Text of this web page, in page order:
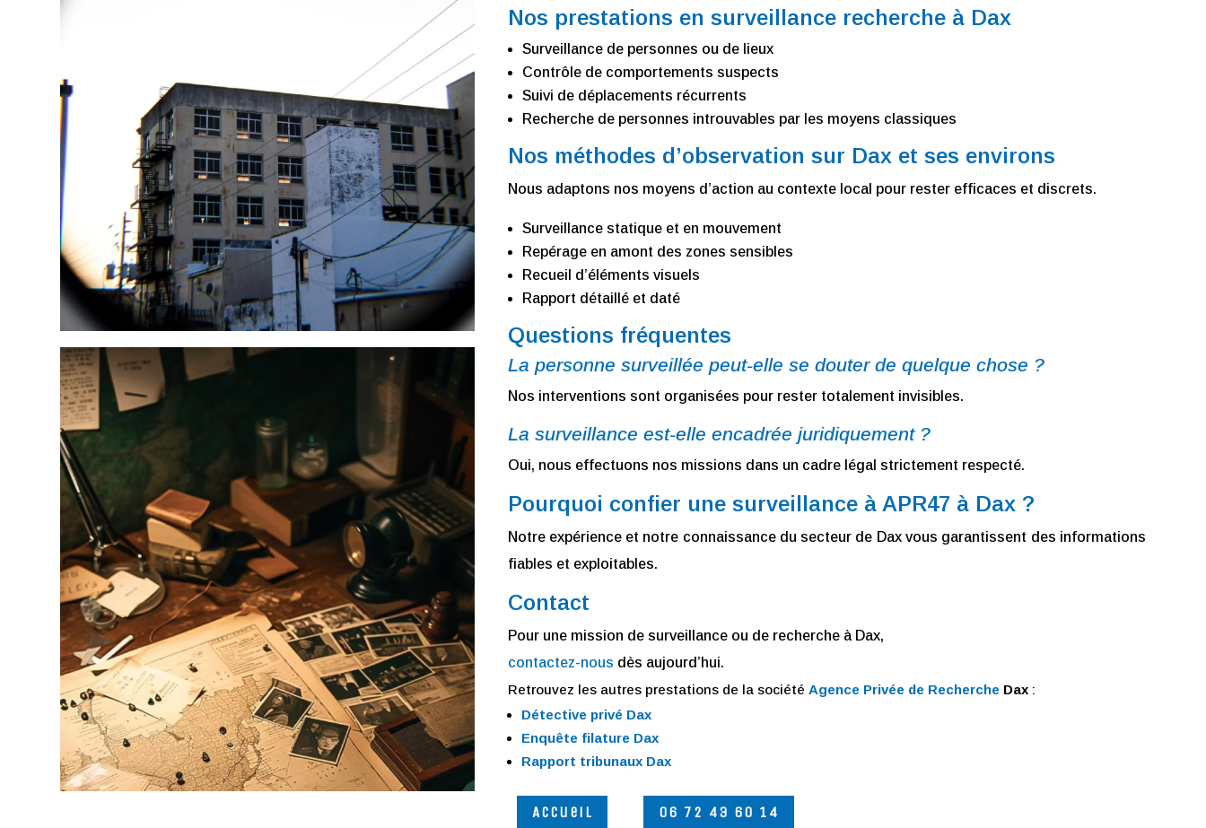
Nos prestations en surveillance recherche à Dax
Surveillance de personnes ou de lieux
Contrôle de comportements suspects
Suivi de déplacements récurrents
Recherche de personnes introuvables par les moyens classiques
Nos méthodes d’observation sur Dax et ses environs
Nous adaptons nos moyens d’action au contexte local pour rester efficaces et discrets.
Surveillance statique et en mouvement
Repérage en amont des zones sensibles
Recueil d’éléments visuels
Rapport détaillé et daté
Questions fréquentes
La personne surveillée peut-elle se douter de quelque chose ?
Nos interventions sont organisées pour rester totalement invisibles.
La surveillance est-elle encadrée juridiquement ?
Oui, nous effectuons nos missions dans un cadre légal strictement respecté.
Pourquoi confier une surveillance à APR47 à Dax ?
Notre expérience et notre connaissance du secteur de Dax vous garantissent des informations
fiables et exploitables.
Contact
Pour une mission de surveillance ou de recherche à Dax,
contactez-nous dès aujourd’hui.
Retrouvez les autres prestations de la société Agence Privée de Recherche Dax:
Détective privé Dax
Enquête filature Dax
Rapport tribunaux Dax
Accueil 06 72 43 60 14